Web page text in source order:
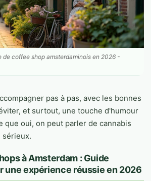
de coffee shop amsterdaminois en 2026 -
pas à pas, avec les bonnes
et surtout, une touche d'humour
que oui, on peut parler de cannabis
sérieux.
à Amsterdam : Guide
une expérience réussie en 2026